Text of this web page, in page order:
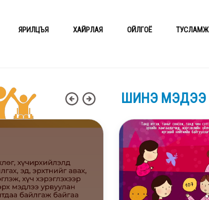
ЯРИЛЦЪЯ ХАЙРЛАЯ ОЙЛГОЁ ТУСЛАМЖ
ШИНЭ МЭДЭЭ